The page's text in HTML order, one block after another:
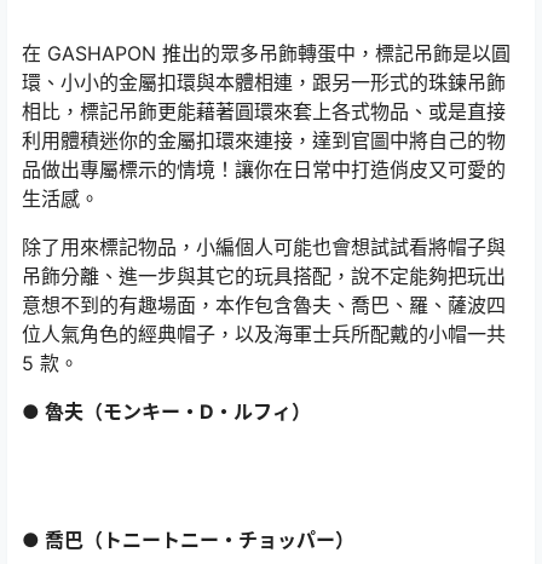
在 GASHAPON 推出的眾多吊飾轉蛋中，標記吊飾是以圓
環、小小的金屬扣環與本體相連，跟另一形式的珠鍊吊飾
相比，標記吊飾更能藉著圓環來套上各式物品、或是直接
利用體積迷你的金屬扣環來連接，達到官圖中將自己的物
品做出專屬標示的情境！讓你在日常中打造俏皮又可愛的
生活感。
除了用來標記物品，小編個人可能也會想試試看將帽子與
吊飾分離、進一步與其它的玩具搭配，說不定能夠把玩出
意想不到的有趣場面，本作包含魯夫、喬巴、羅、薩波四
位人氣角色的經典帽子，以及海軍士兵所配戴的小帽一共
5 款。
● 魯夫（モンキー・D・ルフィ）
● 喬巴（トニートニー・チョッパー）